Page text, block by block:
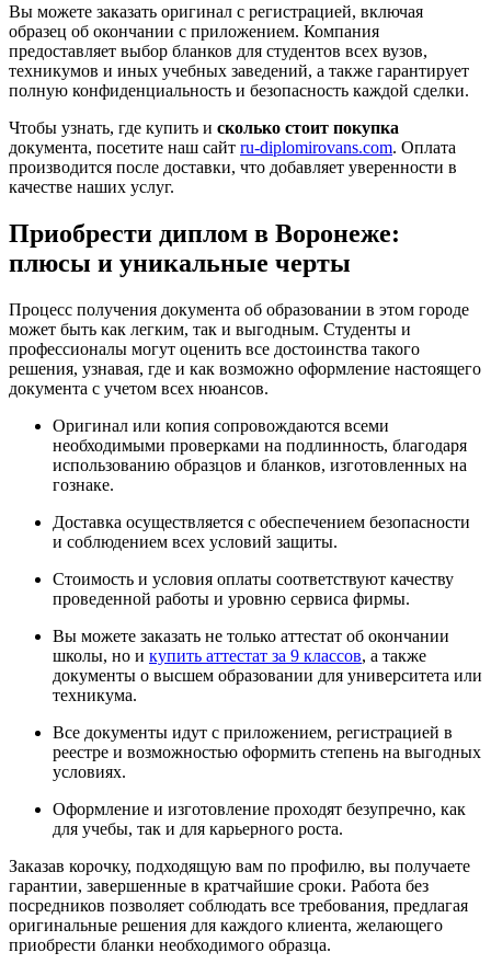
Вы можете заказать оригинал с регистрацией, включая
образец об окончании с приложением. Компания
предоставляет выбор бланков для студентов всех вузов,
техникумов и иных учебных заведений, а также гарантирует
полную конфиденциальность и безопасность каждой сделки.
Чтобы узнать, где купить и сколько стоит покупка
документа, посетите наш сайт ru-diplomirovans.com. Оплата
производится после доставки, что добавляет уверенности в
качестве наших услуг.
Приобрести диплом в Воронеже:
плюсы и уникальные черты
Процесс получения документа об образовании в этом городе
может быть как легким, так и выгодным. Студенты и
профессионалы могут оценить все достоинства такого
решения, узнавая, где и как возможно оформление настоящего
документа с учетом всех нюансов.
Оригинал или копия сопровождаются всеми
необходимыми проверками на подлинность, благодаря
использованию образцов и бланков, изготовленных на
гознаке.
Доставка осуществляется с обеспечением безопасности
и соблюдением всех условий защиты.
Стоимость и условия оплаты соответствуют качеству
проведенной работы и уровню сервиса фирмы.
Вы можете заказать не только аттестат об окончании
школы, но и купить аттестат за 9 классов, а также
документы о высшем образовании для университета или
техникума.
Все документы идут с приложением, регистрацией в
реестре и возможностью оформить степень на выгодных
условиях.
Оформление и изготовление проходят безупречно, как
для учебы, так и для карьерного роста.
Заказав корочку, подходящую вам по профилю, вы получаете
гарантии, завершенные в кратчайшие сроки. Работа без
посредников позволяет соблюдать все требования, предлагая
оригинальные решения для каждого клиента, желающего
приобрести бланки необходимого образца.